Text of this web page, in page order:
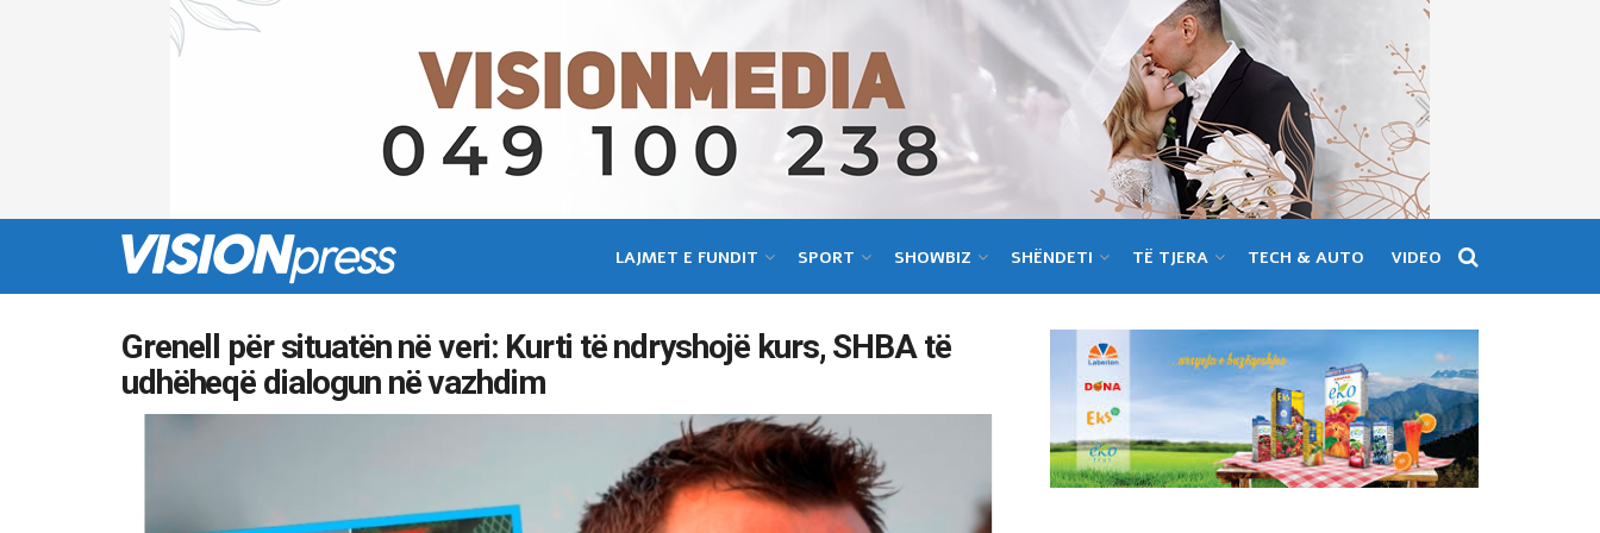
LAJMET E FUNDIT SPORT SHOWBIZ SHËNDETI TË TJERA TECH & AUTO VIDEO
Grenell për situatën në veri: Kurti të ndryshojë kurs, SHBA të
udhëheqë dialogun në vazhdim